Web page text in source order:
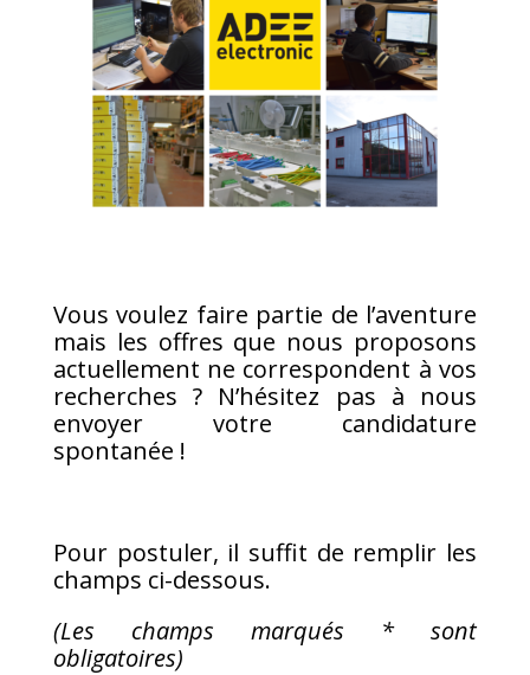
Vous voulez faire partie de l’aventure
mais les offres que nous proposons
actuellement ne correspondent à vos
recherches ? N’hésitez pas à nous
envoyer votre candidature
spontanée !
Pour postuler, il suffit de remplir les
champs ci-dessous.
(Les champs marqués * sont
obligatoires)